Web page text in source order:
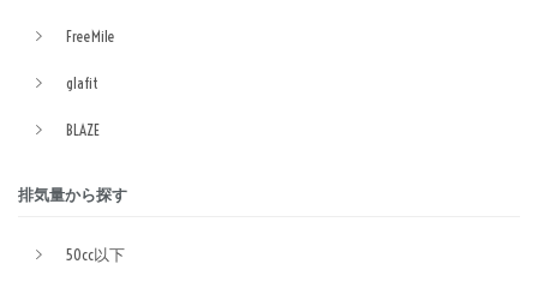
FreeMile
glafit
BLAZE
排気量から探す
50cc以下